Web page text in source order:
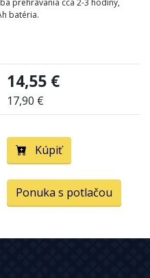
batéria.
14,55 €
17,90 €
Kúpiť
Ponuka s potlačou